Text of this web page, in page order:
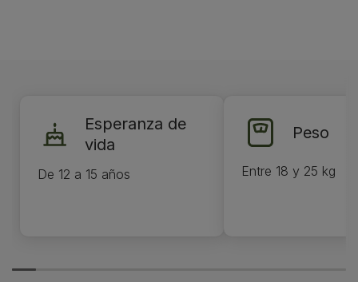
Esperanza de
vida
De 12 a 15 años
Peso
Entre 18 y 25 kg